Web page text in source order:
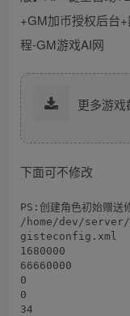
更多游戏
下面可不修改
PS:创建角色初始赠送
/home/dev/
gisteconfig.xml
1680000
66660000
0
0
34